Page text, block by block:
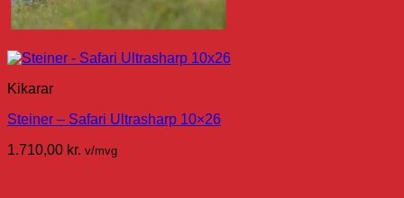
Kikarar
Steiner – Safari Ultrasharp 10×26
1.710,00 kr. v/mvg